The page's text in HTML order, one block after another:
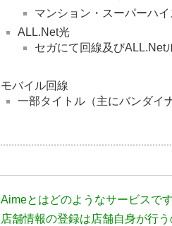
マンション・スーパーハ
ALL.Net光
セガにて回線及びALL.Net
モバイル回線
一部タイトル（主にバンダイ
Aimeとはどのようなサービスで
店舗情報の登録は店舗自身が行